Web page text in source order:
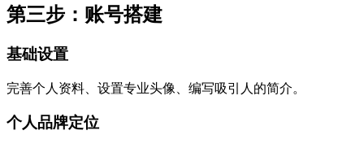
第三步：账号搭建
基础设置
完善个人资料、设置专业头像、编写吸引人的简介。
个人品牌定位